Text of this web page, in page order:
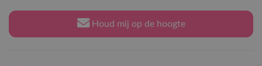
Houd mij op de hoogte